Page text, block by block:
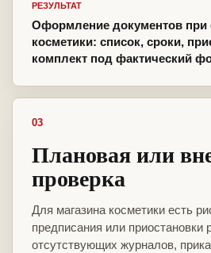
РЕЗУЛЬТАТ
Оформление документов при
косметики: список, сроки,
комплект под фактический
03
Плановая или
проверка
Для магазина косметики есть
предписания или приостановки
отсутствующих журналов,